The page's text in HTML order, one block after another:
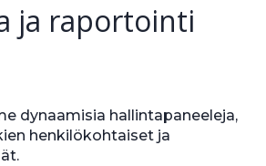
ja raportointi
dynaamisia hallintapaneeleja,
henkilökohtaiset ja